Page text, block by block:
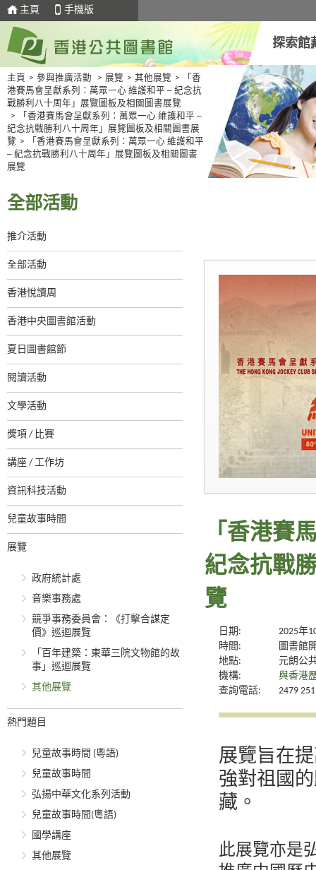
主頁 手機版
探索館
主頁 > 參與推廣活動 > 展覽 > 其他展覽 >
「香
港賽馬會呈獻系列：萬眾一心 維護和平 ─ 紀念抗
戰勝利八十周年」展覽圖板及相關圖書展覽
>
「香港賽馬會呈獻系列：萬眾一心 維護和平 ─
紀念抗戰勝利八十周年」展覽圖板及相關圖書展
覽 >
「香港賽馬會呈獻系列：萬眾一心 維護和平
─ 紀念抗戰勝利八十周年」展覽圖板及相關圖書
展覽
全部活動
推介活動
全部活動
香港悅讀周
香港中央圖書館活動
夏日圖書館節
閱讀活動
文學活動
獎項 / 比賽
講座 / 工作坊
資訊科技活動
兒童故事時間
展覽
政府統計處
音樂事務處
競爭事務委員會：《打擊合謀定
價》巡迴展覽
「百年建築：東華三院文物館的故
事」巡迴展覽
其他展覽
熱門題目
兒童故事時間 (粵語)
兒童故事時間
弘揚中華文化系列活動
兒童故事時間(粵語)
國學講座
其他展覽
「香港賽
紀念抗戰
覽
日期:
2025年
時間:
圖書館
地點:
元朗公
機構:
與香港
查詢電話:
2479
展覽旨在
強對祖國
藏。
此展覽亦是